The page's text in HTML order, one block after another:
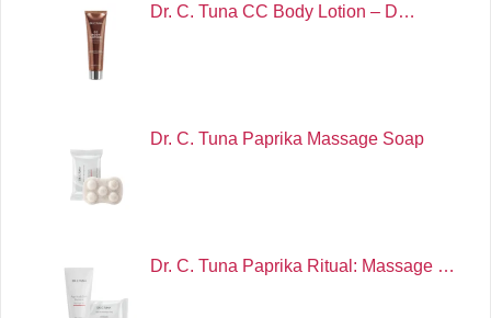
Dr. C. Tuna CC Body Lotion – D…
Dr. C. Tuna Paprika Massage Soap
Dr. C. Tuna Paprika Ritual: Massage …